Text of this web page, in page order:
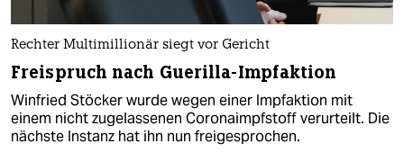
Rechter Multimillionär siegt vor Gericht
Freispruch nach Guerilla-Impfaktion
Winfried Stöcker wurde wegen einer Impfaktion mit
einem nicht zugelassenen Coronaimpfstoff verurteilt. Die
nächste Instanz hat ihn nun freigesprochen.